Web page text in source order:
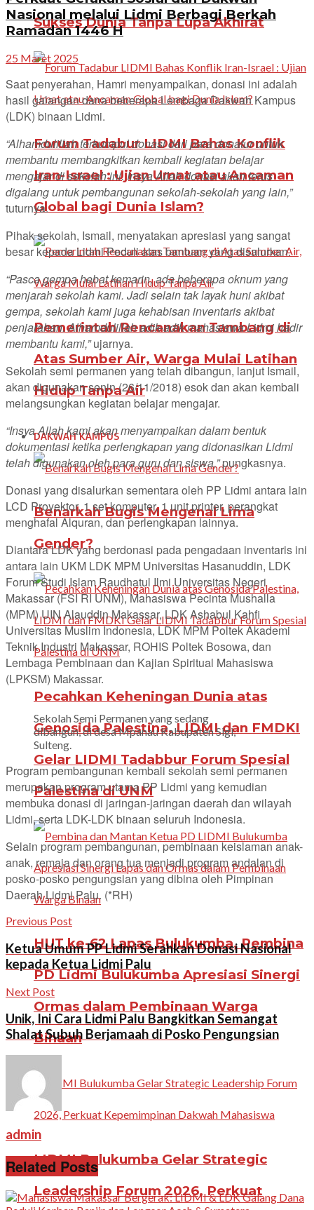
Sukses Dunia Tanpa Lupa Akhirat
Forum Tadabur LIDMI Bahas Konflik
Iran-Israel : Ujian Umat atau Ancaman
Global bagi Dunia Islam?
Pemerintah Rencanakan Tambang di
Atas Sumber Air, Warga Mulai Latihan
Hidup Tanpa Air
DAKWAH KAMPUS
Benarkah Bugis Mengenal Lima
Gender?
Pecahkan Keheningan Dunia atas
Genosida Palestina, LIDMI dan FMDKI
Gelar LIDMI Tadabbur Forum Spesial
Palestina di UNM
HUT ke-62 Lapas Bulukumba, Pembina
PD Lidmi Bulukumba Apresiasi Sinergi
Ormas dalam Pembinaan Warga
Binaan
LIDMI Bulukumba Gelar Strategic
Leadership Forum 2026, Perkuat
Nasional melalui Lidmi Berbagi Berkah
Ramadan 1446 H
25 Maret 2025
Saat penyerahan, Hamri menyampaikan, donasi ini adalah
hasil galangan dana beberapa Lembaga Dakwah Kampus
(LDK) binaan Lidmi.
“Alhamdulillah terkumpul donasi dari para donatur untuk
membantu membangkitkan kembali kegiatan belajar
mengajar di sekolah ini. Insya Allah donasi akan terus
digalang untuk pembangunan sekolah-sekolah yang lain,”
tuturnya.
Pihak sekolah, Ismail, menyatakan apresiasi yang sangat
besar kepada Lidmi Peduli atas bantuan yang disalurkan.
“Pasca gempa hebat kemarin, ada beberapa oknum yang
menjarah sekolah kami. Jadi selain tak layak huni akibat
gempa, sekolah kami juga kehabisan inventaris akibat
penjarahan. Alhamdulillah adik-adik mahasiswa Lidmi hadir
membantu kami,”ujarnya.
Sekolah semi permanen yang telah dibangun, lanjut Ismail,
akan digunakan senin (26/11/2018) esok dan akan kembali
melangsungkan kegiatan belajar mengajar.
“Insya Allah kami akan menyampaikan dalam bentuk
dokumentasi ketika perlengkapan yang didonasikan Lidmi
telah digunakan oleh para guru dan siswa,”pungkasnya.
Donasi yang disalurkan sementara oleh PP Lidmi antara lain
LCD Proyektor, 1 set komputer, 1 unit printer, perangkat
menghafal Alquran, dan perlengkapan lainnya.
Diantara LDK yang berdonasi pada pengadaan inventaris ini
antara lain UKM LDK MPM Universitas Hasanuddin, LDK
Forum Studi Islam Raudhatul Ilmi Universitas Negeri
Makassar (FSI RI UNM), Mahasiswa Pecinta Mushalla
(MPM) UIN Alauddin Makassar, LDK Ashabul Kahfi
Universitas Muslim Indonesia, LDK MPM Poltek Akademi
Teknik Industri Makassar, ROHIS Poltek Bosowa, dan
Lembaga Pembinaan dan Kajian Spiritual Mahasiswa
(LPKSM) Makassar.
Sekolah Semi Permanen yang sedang
dibangun, di desa Mpanau Kabupaten Sigi,
Sulteng.
Program pembangunan kembali sekolah semi permanen
merupakan program utama PP Lidmi yang kemudian
membuka donasi di jaringan-jaringan daerah dan wilayah
Lidmi, serta LDK-LDK binaan seluruh Indonesia.
Selain program pembangunan, pembinaan keislaman anak-
anak, remaja dan orang tua menjadi program andalan di
posko-posko pengungsian yang dibina oleh Pimpinan
Daerah Lidmi Palu. (*RH)
Previous Post
Ketua Umum PP Lidmi Serahkan Donasi Nasional
kepada Ketua Lidmi Palu
Next Post
Unik, Ini Cara Lidmi Palu Bangkitkan Semangat
Shalat Subuh Berjamaah di Posko Pengungsian
admin
Related Posts